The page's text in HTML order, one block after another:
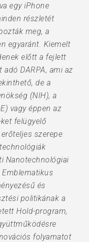
egy iPhone
részletét
meg, a
egyaránt. Kiemelt
előtt a fejlett
DARPA, ami az
de a
(NIH), a
vagy éppen az
felügyelő
szerepe
Nanotechnológiai
Emblematikus
és
politikának a
Hold-program,
folyamatot